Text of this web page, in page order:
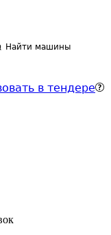
Найти машины
в тендере